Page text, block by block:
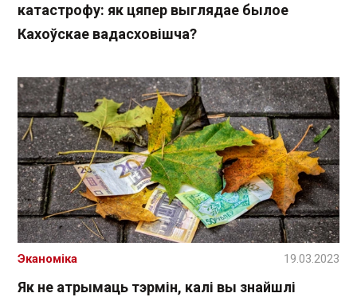
катастрофу: як цяпер выглядае былое
Кахоўскае вадасховішча?
Як не атрымаць тэрмін, калі вы знайшлі
Эканоміка 19.03.2023